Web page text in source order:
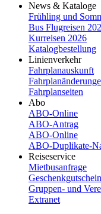
News & Kataloge
Frühling und
Bus Flugreisen
Kurreisen 2026
Katalogbestellung
Linienverkehr
Fahrplanauskunft
Fahrplanseiten
Abo
ABO-Online
ABO-​Antrag
ABO-​Online
ABO-​Duplikate-​
Reiseservice
Mietbusanfrage
Gruppen- und
Extranet